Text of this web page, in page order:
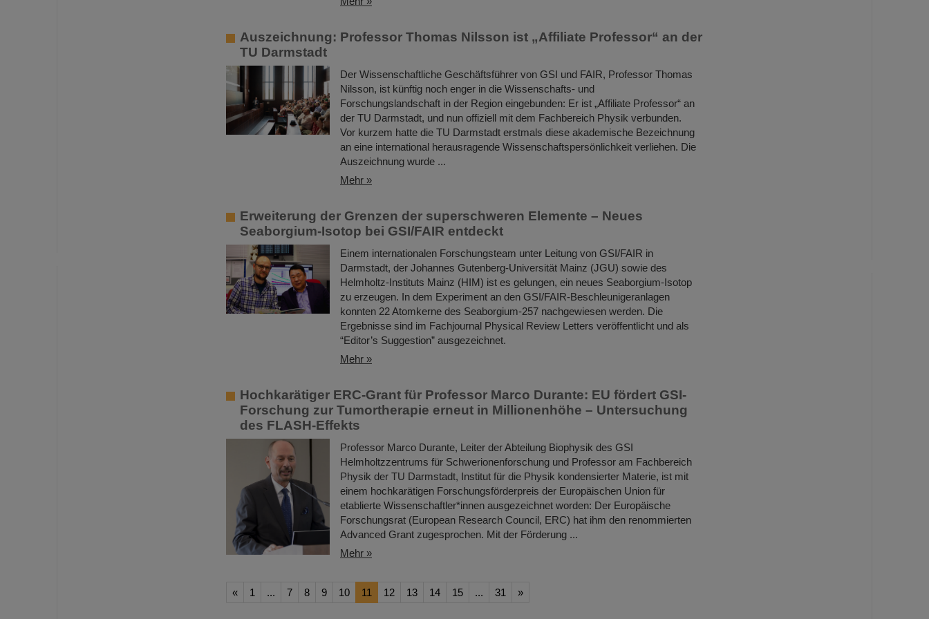
Auszeichnung: Professor Thomas Nilsson ist „Affiliate Professor“ an der
TU Darmstadt
Der Wissenschaftliche Geschäftsführer von GSI und FAIR, Professor Thomas
Nilsson, ist künftig noch enger in die Wissenschafts- und
Forschungslandschaft in der Region eingebunden: Er ist „Affiliate Professor“ an
der TU Darmstadt, und nun offiziell mit dem Fachbereich Physik verbunden.
Vor kurzem hatte die TU Darmstadt erstmals diese akademische Bezeichnung
an eine international herausragende Wissenschaftspersönlichkeit verliehen. Die
Auszeichnung wurde ...
Mehr »
Erweiterung der Grenzen der superschweren Elemente – Neues
Seaborgium-Isotop bei GSI/FAIR entdeckt
Einem internationalen Forschungsteam unter Leitung von GSI/FAIR in
Darmstadt, der Johannes Gutenberg-Universität Mainz (JGU) sowie des
Helmholtz-Instituts Mainz (HIM) ist es gelungen, ein neues Seaborgium-Isotop
zu erzeugen. In dem Experiment an den GSI/FAIR-Beschleunigeranlagen
konnten 22 Atomkerne des Seaborgium-257 nachgewiesen werden. Die
Ergebnisse sind im Fachjournal Physical Review Letters veröffentlicht und als
“Editor’s Suggestion” ausgezeichnet.
Mehr »
Hochkarätiger ERC-Grant für Professor Marco Durante: EU fördert GSI-
Forschung zur Tumortherapie erneut in Millionenhöhe – Untersuchung
des FLASH-Effekts
Professor Marco Durante, Leiter der Abteilung Biophysik des GSI
Helmholtzzentrums für Schwerionenforschung und Professor am Fachbereich
Physik der TU Darmstadt, Institut für die Physik kondensierter Materie, ist mit
einem hochkarätigen Forschungsförderpreis der Europäischen Union für
etablierte Wissenschaftler*innen ausgezeichnet worden: Der Europäische
Forschungsrat (European Research Council, ERC) hat ihm den renommierten
Advanced Grant zugesprochen. Mit der Förderung ...
Mehr »
« 1 ... 7 8 9 10 11 12 13 14 15 ... 31 »